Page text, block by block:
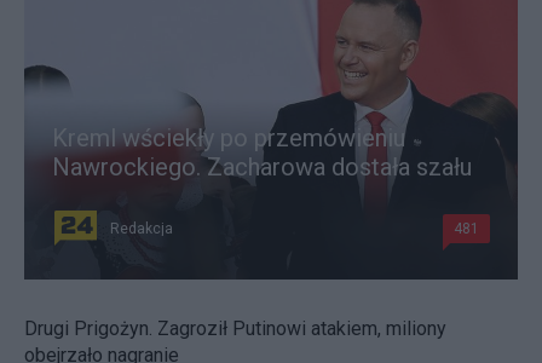
Kreml wściekły po przemówieniu
Nawrockiego. Zacharowa dostała szału
Redakcja 481
Drugi Prigożyn. Zagroził Putinowi atakiem, miliony
obejrzało nagranie